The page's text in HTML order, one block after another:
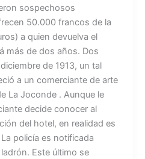
sospechosos
50.000 francos de la
a quien devuelva el
más de dos años. Dos
de 1913, un tal
a un comerciante de arte
La Joconde . Aunque le
decide conocer al
del hotel, en realidad es
policía es notificada
Este último se